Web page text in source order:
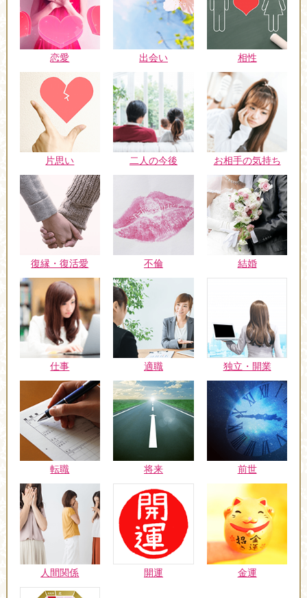
恋愛 出会い 相性
片思い 二人の今後 お相手の気持ち
復縁・復活愛 不倫 結婚
仕事 適職 独立・開業
転職 将来 前世
人間関係 開運 金運